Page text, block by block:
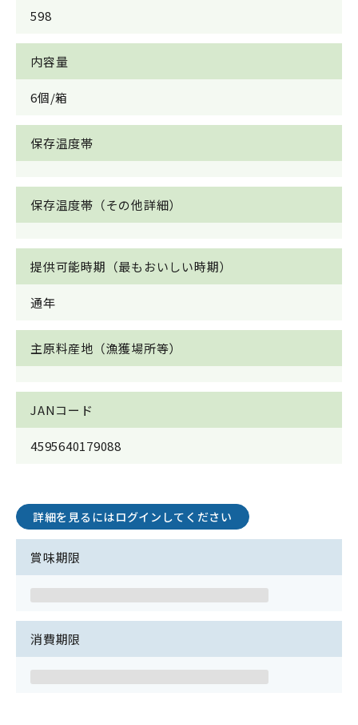
598
内容量
6個/箱
保存温度帯
保存温度帯（その他詳細）
提供可能時期（最もおいしい時期）
通年
主原料産地（漁獲場所等）
JANコード
4595640179088
詳細を見るにはログインしてください
賞味期限
消費期限